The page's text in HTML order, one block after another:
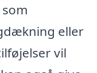
eller
vil